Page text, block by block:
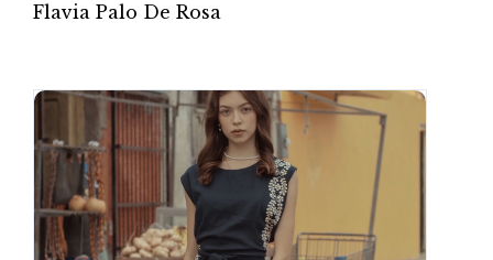
Flavia Palo De Rosa